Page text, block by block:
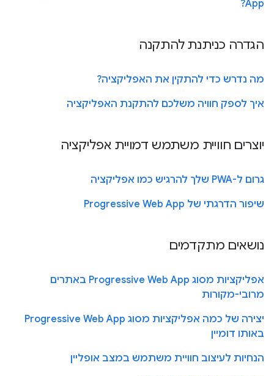
App?
הגדרה כניתנת להתקנה
מה נדרש כדי להתקין את האפליקציה?
איך לספק חוויה משלכם להתקנת האפליקציה
יוצרים חוויית משתמש דמויית אפליקציה
גרום ל-PWA שלך להרגיש כמו אפליקציה
שיפור הדרגתי של Progressive Web App
נושאים מתקדמים
אפליקציות מסוג Progressive Web App באתרים
מרובי-מקורות
יצירה של כמה אפליקציות מסוג Progressive Web App
באותו דומיין
הנחיות לעיצוב חוויית משתמש במצב אופליין